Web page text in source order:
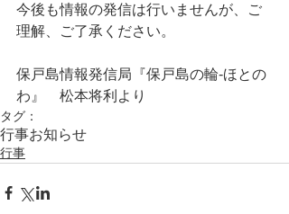
今後も情報の発信は行いませんが、ご
理解、ご了承ください。
保戸島情報発信局『保戸島の輪‐ほとの
わ』　松本将利より
タグ：
行事お知らせ
行事